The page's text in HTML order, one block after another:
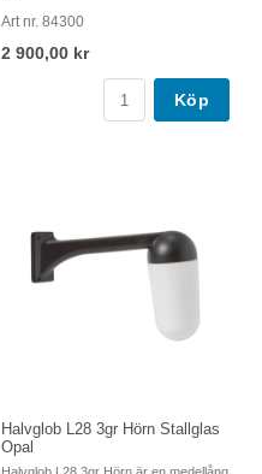
Art nr. 84300
2 900,00 kr
Köp
Halvglob L28 3gr Hörn Stallglas
Opal